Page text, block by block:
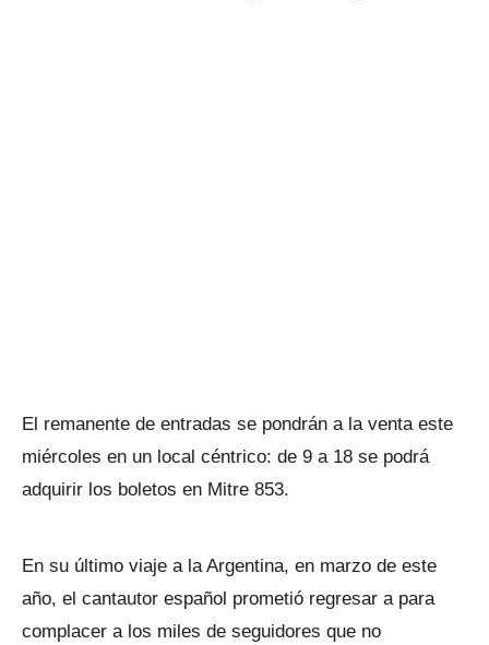
El remanente de entradas se pondrán a la venta este
miércoles en un local céntrico: de 9 a 18 se podrá
adquirir los boletos en Mitre 853.
En su último viaje a la Argentina, en marzo de este
año, el cantautor español prometió regresar a para
complacer a los miles de seguidores que no